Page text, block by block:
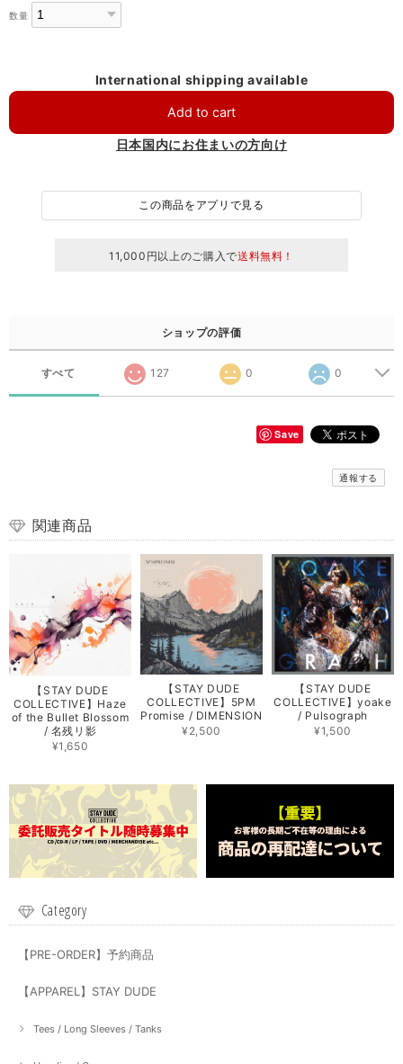
数量
International shipping available
Add to cart
日本国内にお住まいの方向け
この商品をアプリで見る
11,000円以上のご購入で送料無料！
ショップの評価
すべて 127 0 0
Save
通報する
関連商品
【STAY DUDE
COLLECTIVE】Haze
of the Bullet Blossom
/ 名残リ影
¥1,650
【STAY DUDE
COLLECTIVE】5PM
Promise / DIMENSION
¥2,500
【STAY DUDE
COLLECTIVE】yoake
/ Pulsograph
¥1,500
Category
【PRE-ORDER】予約商品
【APPAREL】STAY DUDE
Tees / Long Sleeves / Tanks